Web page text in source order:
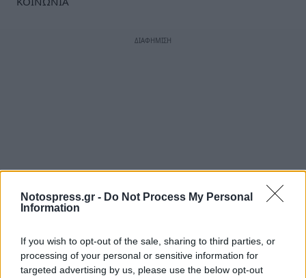
Notospress.gr - Do Not Process My Personal
Information
If you wish to opt-out of the sale, sharing to third parties, or
processing of your personal or sensitive information for
targeted advertising by us, please use the below opt-out